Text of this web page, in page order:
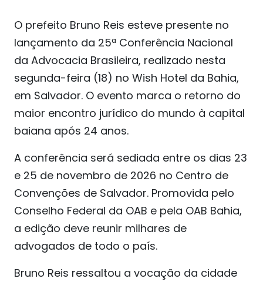
O prefeito Bruno Reis esteve presente no
lançamento da 25ª Conferência Nacional
da Advocacia Brasileira, realizado nesta
segunda-feira (18) no Wish Hotel da Bahia,
em Salvador. O evento marca o retorno do
maior encontro jurídico do mundo à capital
baiana após 24 anos.
A conferência será sediada entre os dias 23
e 25 de novembro de 2026 no Centro de
Convenções de Salvador. Promovida pelo
Conselho Federal da OAB e pela OAB Bahia,
a edição deve reunir milhares de
advogados de todo o país.
Bruno Reis ressaltou a vocação da cidade